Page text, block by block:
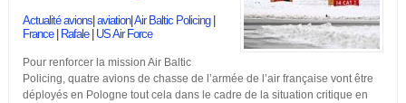
Actualité avions|aviation|Air Baltic Policing|
France| Rafale| US Air Force
Pour renforcer la mission Air Baltic
Policing, quatre avions de chasse de l’armée de l’air française vont être
déployés en Pologne tout cela dans le cadre de la situation critique en